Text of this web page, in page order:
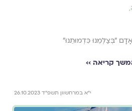
,
"בְּצַלְּמֵנוּ כִּדְמוּתֵנוּ"
קריאה ››
י״א במרחשוון תשפ״ד 26.10.2023